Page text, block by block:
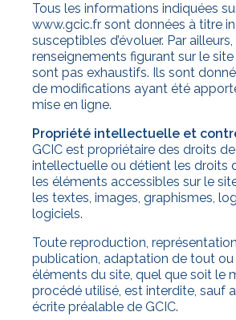
Tous les informations indiquées
www.gcic.fr sont données à titre
susceptibles d’évoluer. Par ailleurs,
renseignements figurant sur le
sont pas exhaustifs. Ils sont
de modifications ayant été
mise en ligne.
Propriété intellectuelle et
GCIC est propriétaire des droits
intellectuelle ou détient les droits
les éléments accessibles sur le
les textes, images, graphismes,
logiciels.
Toute reproduction,
publication, adaptation de tout ou
éléments du site, quel que soit le
procédé utilisé, est interdite, sauf
écrite préalable de GCIC.